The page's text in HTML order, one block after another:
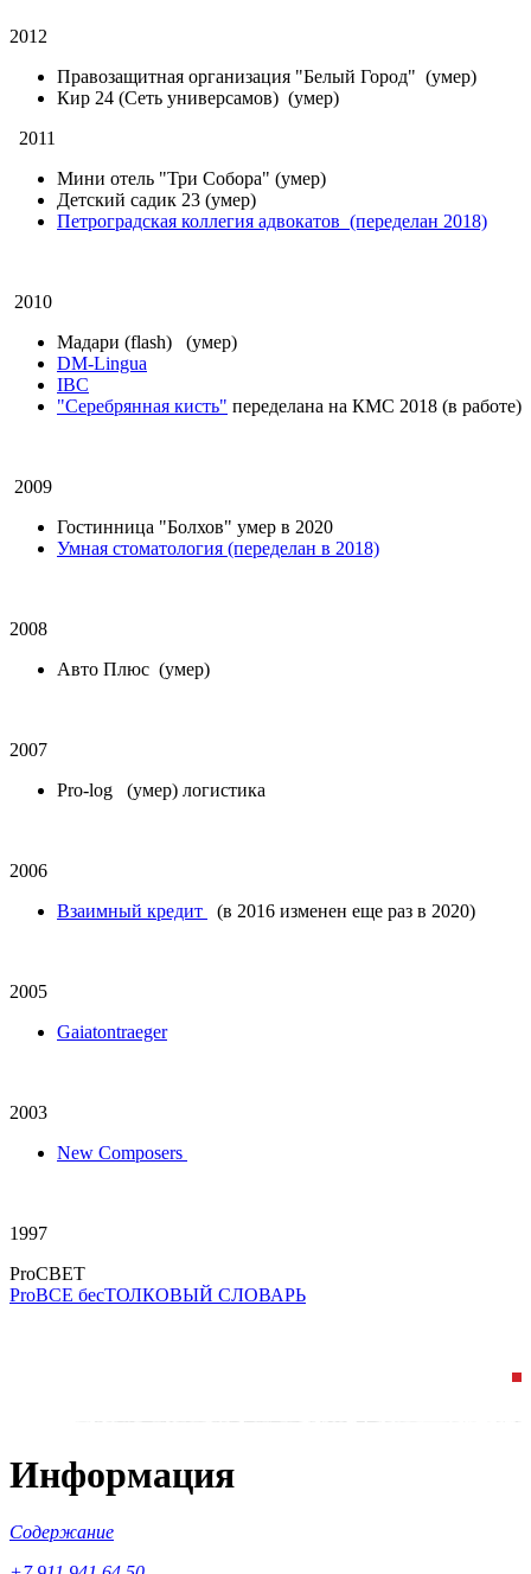
2012
Правозащитная организация "Белый Город" (умер)
Кир 24 (Сеть универсамов) (умер)
2011
Мини отель "Три Собора" (умер)
Детский садик 23 (умер)
Петроградская коллегия адвокатов (переделан 2018)
2010
Мадари (flash)
(умер)
DM-Lingua
IBC
"Серебрянная кисть" переделана на КМС 2018 (в работе)
2009
Гостинница "Болхов" умер в 2020
Умная стоматология (переделан в 2018)
2008
Авто Плюс (умер)
2007
Pro-log (умер) логистика
2006
Взаимный кредит
(в 2016 изменен еще раз в 2020)
2005
Gaiatontraeger
2003
New Composers
1997
ProCBET
ProBCE бесТОЛКОВЫЙ СЛОВАРЬ
Информация
Содержание